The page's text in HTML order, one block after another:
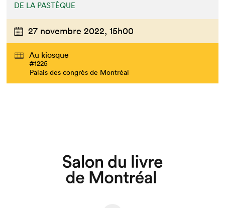
DE LA PASTÈQUE
27 novembre 2022, 15h00
Au kiosque
#1225
Palais des congrès de Montréal